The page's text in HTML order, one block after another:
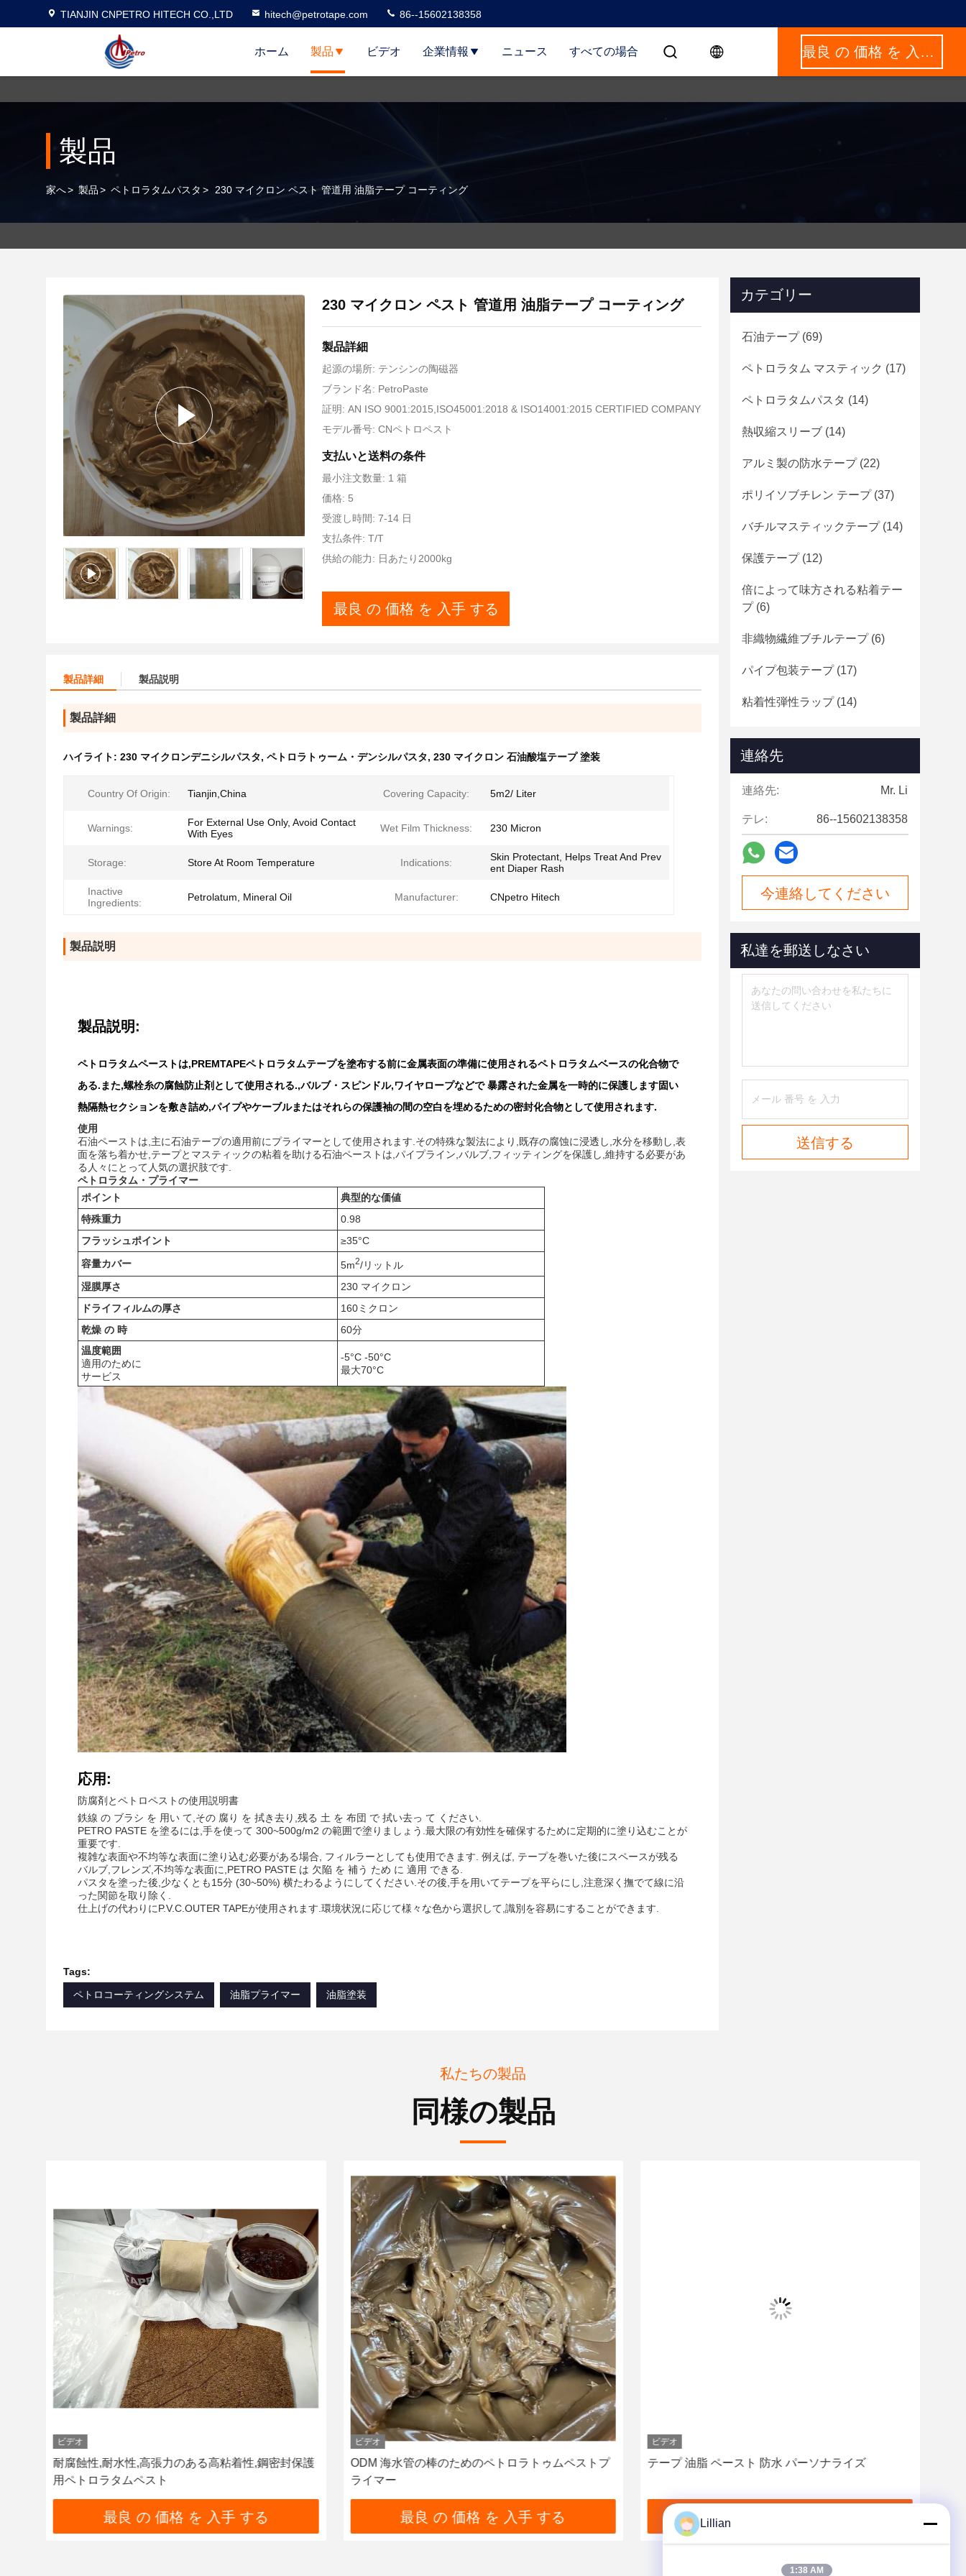
TIANJIN CNPETRO HITECH CO.,LTD hitech@petrotape.com 86--15602138358
ホーム 製品 ビデオ 企業情報 ニュース すべての場合 最良 の 価格 を 入手 する
製品
家へ> 製品> ペトロラタムパスタ > 230 マイクロン ペスト 管道用 油脂テープ コーティング
230 マイクロン ペスト 管道用 油脂テープ コーティング
製品詳細
起源の場所: テンシンの陶磁器
ブランド名: PetroPaste
証明: AN ISO 9001:2015,ISO45001:2018 & ISO14001:2015 CERTIFIED COMPANY
モデル番号: CNペトロペスト
支払いと送料の条件
最小注文数量: 1 箱
価格: 5
受渡し時間: 7-14 日
支払条件: T/T
供給の能力: 日あたり2000kg
最良 の 価格 を 入手 する
製品詳細 製品説明
製品詳細
ハイライト: 230 マイクロンデニシルパスタ, ペトロラトゥーム・デンシルパスタ, 230 マイクロン 石油酸塩テープ 塗装
Country Of Origin: Tianjin,China Covering Capacity: 5m2/ Liter
Warnings:
For External Use Only, Avoid Contact
With Eyes
Wet Film Thickness: 230 Micron
Storage: Store At Room Temperature Indications:
Skin Protectant, Helps Treat And Prev
ent Diaper Rash
Inactive
Ingredients:
Petrolatum, Mineral Oil Manufacturer: CNpetro Hitech
製品説明
製品説明:
ペトロラタムペーストは,PREMTAPEペトロラタムテープを塗布する前に金属表面の準備に使用されるペトロラタムベースの化合物で
ある.また,螺栓糸の腐蝕防止剤として使用される.,バルブ・スピンドル,ワイヤロープなどで 暴露された金属を一時的に保護します固い
熱隔熱セクションを敷き詰め,パイプやケーブルまたはそれらの保護袖の間の空白を埋めるための密封化合物として使用されます.
使用
石油ペーストは,主に石油テープの適用前にプライマーとして使用されます.その特殊な製法により,既存の腐蚀に浸透し,水分を移動し,表
面を落ち着かせ,テープとマスティックの粘着を助ける石油ペーストは,パイプライン,バルブ,フィッティングを保護し,維持する必要があ
る人々にとって人気の選択肢です.
ペトロラタム・プライマー
ポイント
典型的な価値
特殊重力
0.98
フラッシュポイント
≥35°C
容量カバー
5m2/リットル
湿膜厚さ
230 マイクロン
ドライフィルムの厚さ
160ミクロン
乾燥 の 時
60分
温度範囲
適用のために
サービス
-5°C -50°C
最大70°C
応用:
防腐剤とペトロペストの使用説明書
鉄線 の ブラシ を 用い て,その 腐り を 拭き去り,残る 土 を 布団 で 拭い去っ て ください.
PETRO PASTE を塗るには,手を使って 300~500g/m2 の範囲で塗りましょう.最大限の有効性を確保するために定期的に塗り込むことが
重要です.
複雑な表面や不均等な表面に塗り込む必要がある場合, フィルラーとしても使用できます. 例えば, テープを巻いた後にスペースが残る
バルブ,フレンズ,不均等な表面に,PETRO PASTE は 欠陥 を 補う ため に 適用 できる.
パスタを塗った後,少なくとも15分 (30~50%) 横たわるようにしてください.その後,手を用いてテープを平らにし,注意深く撫でて線に沿
った関節を取り除く.
仕上げの代わりにP.V.C.OUTER TAPEが使用されます.環境状況に応じて様々な色から選択して,識別を容易にすることができます.
Tags:
ペトロコーティングシステム
油脂プライマー 油脂塗装
カテゴリー
石油テープ(69)
ペトロラタム マスティック (17)
ペトロラタムパスタ (14)
熱収縮スリーブ (14)
アルミ製の防水テープ(22)
ポリイソブチレン テープ(37)
バチルマスティックテープ(14)
保護テープ(12)
倍によって味方される粘着テー
プ(6)
非織物繊維ブチルテープ(6)
パイプ包装テープ(17)
粘着性弾性ラップ(14)
連絡先
連絡先: Mr. Li
テレ: 86--15602138358
今連絡してください
私達を郵送しなさい
送信する
私たちの製品
同様の製品
ビデオ
耐腐蝕性,耐水性,高張力のある高粘着性,鋼密封保護
用ペトロラタムペスト
最良 の 価格 を 入手 する
ビデオ
ODM 海水管の棒のためのペトロラトゥムペストプ
ライマー
最良 の 価格 を 入手 する
ビデオ
テープ 油脂 ペースト 防水 パーソナライズ
最良 の 価格 を 入手 する
Lillian
1:38 AM